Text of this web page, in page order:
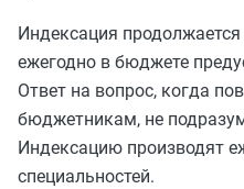
Индексация
ежегодно в бюджете
Ответ на вопрос, когда
бюджетникам, не
Индексацию производят
специальностей.